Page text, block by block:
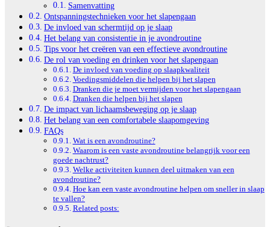
Samenvatting
Ontspanningstechnieken voor het slapengaan
De invloed van schermtijd op je slaap
Het belang van consistentie in je avondroutine
Tips voor het creëren van een effectieve avondroutine
De rol van voeding en drinken voor het slapengaan
De invloed van voeding op slaapkwaliteit
Voedingsmiddelen die helpen bij het slapen
Dranken die je moet vermijden voor het slapengaan
Dranken die helpen bij het slapen
De impact van lichaamsbeweging op je slaap
Het belang van een comfortabele slaapomgeving
FAQs
Wat is een avondroutine?
Waarom is een vaste avondroutine belangrijk voor een
goede nachtrust?
Welke activiteiten kunnen deel uitmaken van een
avondroutine?
Hoe kan een vaste avondroutine helpen om sneller in slaap
te vallen?
Related posts: